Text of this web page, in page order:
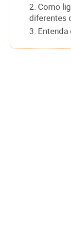
2. Como
diferentes
3. Entenda